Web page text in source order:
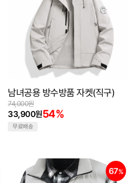
남녀공용 방수방품 자켓(직구)
33,900원54%
74,000원
무료배송
67%